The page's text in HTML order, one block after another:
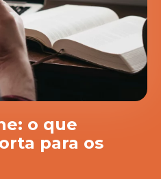
o que
para os